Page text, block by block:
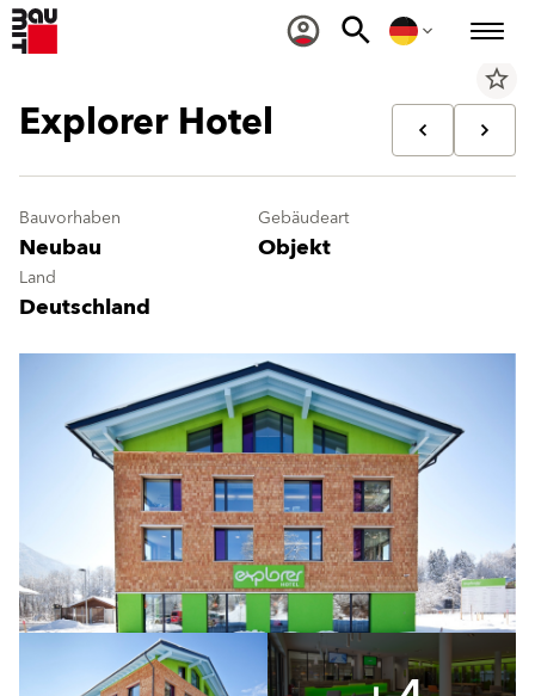
star_border
Explorer Hotel
Bauvorhaben
Neubau
Gebäudeart
Objekt
Land
Deutschland